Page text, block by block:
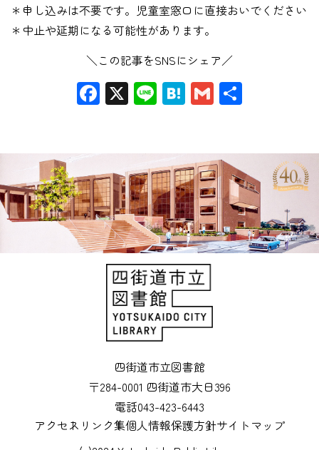
＊申し込みは不要です。児童室窓口に直接おいでください
＊中止や延期になる可能性があります。
＼この記事をSNSにシェア／
Facebook
X LineHatena
Gmail
四街道市立図書館
〒284-0001 四街道市大日396
電話043-423-6443
アクセス リンク集個人情報保護方針サイトマップ